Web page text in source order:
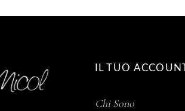
IL TUO ACCOUNT
Chi Sono